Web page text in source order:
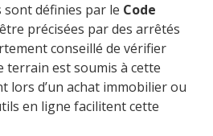
sont définies par le Code
précisées par des arrêtés
conseillé de vérifier
est soumis à cette
lors d’un achat immobilier ou
en ligne facilitent cette